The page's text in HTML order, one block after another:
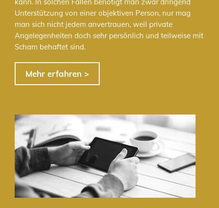
kann. In solchen Fällen benötigt man zwar dringend
Unterstützung von einer objektiven Person, nur mag
man sich nicht jedem anvertrauen, weil private
Angelegenheiten doch sehr persönlich und teilweise mit
Scham behaftet sind.
Mehr erfahren >